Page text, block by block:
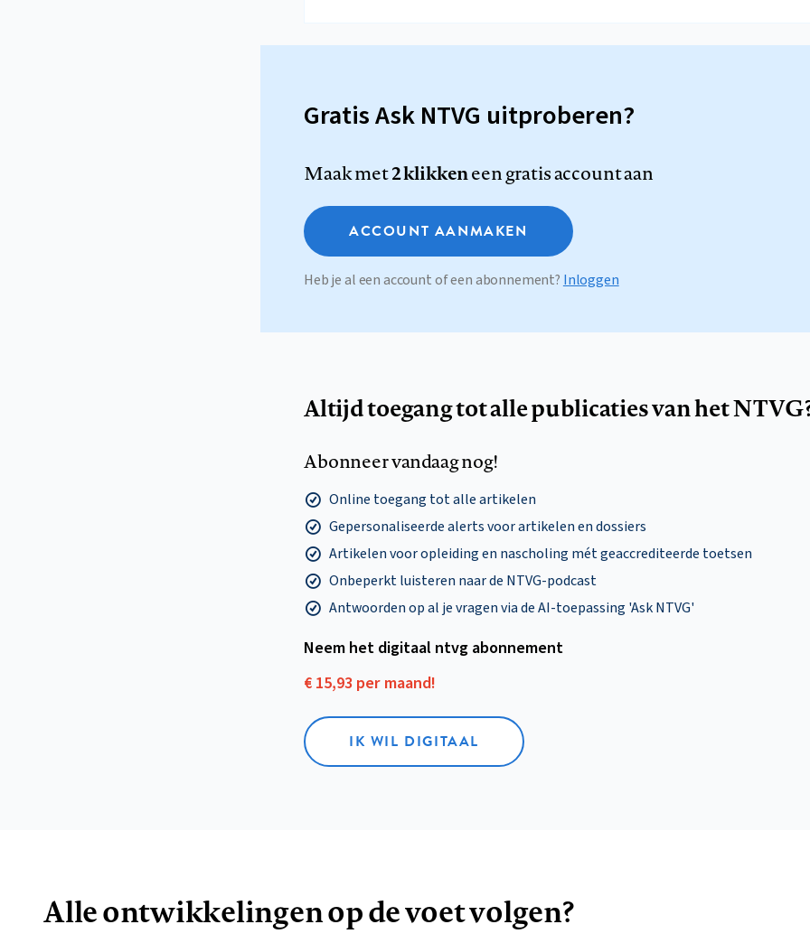
Gratis Ask NTVG uitproberen?
Maak met2 klikkeneen gratis account aan
ACCOUNT AANMAKEN
Heb je al een account of een abonnement? Inloggen
Altijd toegang tot alle publicaties van het
Abonneer vandaag nog!
Online toegang tot alle artikelen
Gepersonaliseerde alerts voor artikelen en dossiers
Artikelen voor opleiding en nascholing mét geaccrediteerde toetsen
Onbeperkt luisteren naar de NTVG-podcast
Antwoorden op al je vragen via de AI-toepassing 'Ask NTVG'
Neem het digitaal ntvg abonnement
€ 15,93 per maand!
IK WIL DIGITAAL
Alle ontwikkelingen op de voet volgen?